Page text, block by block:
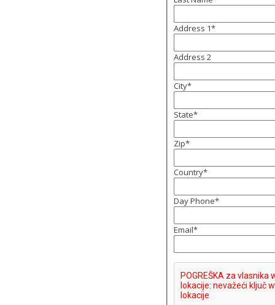
Address 1*
Address 2
City*
State*
Zip*
Country*
Day Phone*
Email*